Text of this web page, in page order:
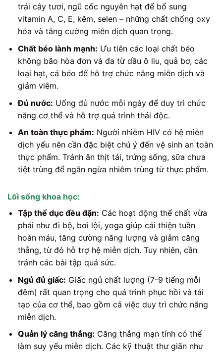
trái cây tươi, ngũ cốc nguyên hạt để bổ sung
vitamin A, C, E, kẽm, selen – những chất chống oxy
hóa và tăng cường miễn dịch quan trọng.
Chất béo lành mạnh: Ưu tiên các loại chất béo
không bão hòa đơn và đa từ dầu ô liu, quả bơ, các
loại hạt, cá béo để hỗ trợ chức năng miễn dịch và
giảm viêm.
Đủ nước: Uống đủ nước mỗi ngày để duy trì chức
năng cơ thể và hỗ trợ quá trình thải độc.
An toàn thực phẩm: Người nhiễm HIV có hệ miễn
dịch yếu nên cần đặc biệt chú ý đến vệ sinh an toàn
thực phẩm. Tránh ăn thịt tái, trứng sống, sữa chưa
tiệt trùng để ngăn ngừa nhiễm trùng từ thực phẩm.
Lối sống khoa học:
Tập thể dục đều đặn: Các hoạt động thể chất vừa
phải như đi bộ, bơi lội, yoga giúp cải thiện tuần
hoàn máu, tăng cường năng lượng và giảm căng
thẳng, từ đó hỗ trợ hệ miễn dịch. Tuy nhiên, cần
tránh các bài tập quá sức.
Ngủ đủ giấc: Giấc ngủ chất lượng (7-9 tiếng mỗi
đêm) rất quan trọng cho quá trình phục hồi và tái
tạo của cơ thể, bao gồm cả việc duy trì chức năng
miễn dịch.
Quản lý căng thẳng: Căng thẳng mạn tính có thể
làm suy yếu miễn dịch. Các kỹ thuật thư giãn như